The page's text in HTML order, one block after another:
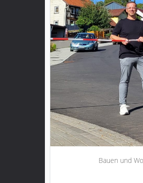
Kultur
Lifestyle
Wirtschaft
Vogelsberg
Alsfeld
Lauterbach
Romrod
Homberg
Ohm
Bauen und